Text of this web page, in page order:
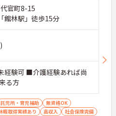
官町8-15
館林駅」徒歩15分
経験可 ■介護経験あれば尚
る方
託児所・育児補助
無資格OK
暇取得実績あり 高収入
社会保険完備